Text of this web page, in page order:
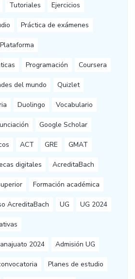
Tutoriales Ejercicios
Práctica de exámenes
Plataforma
Programación Coursera
del mundo Quizlet
Duolingo Vocabulario
Google Scholar
ACT GRE GMAT
digitales AcreditaBach
Formación académica
AcreditaBach UG UG 2024
2024 Admisión UG
Planes de estudio